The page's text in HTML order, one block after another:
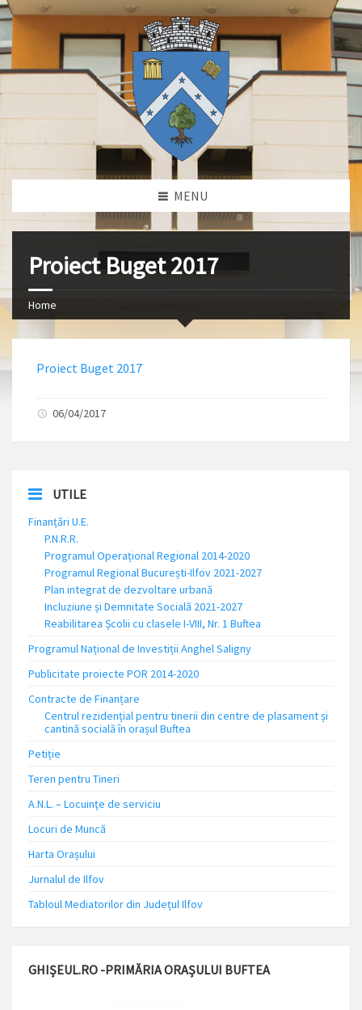
MENU
Proiect Buget 2017
Home
Proiect Buget 2017
06/04/2017
UTILE
Finanțări U.E.
P.N.R.R.
Programul Operațional Regional 2014-2020
Programul Regional București-Ilfov 2021-2027
Plan integrat de dezvoltare urbană
Incluziune și Demnitate Socială 2021-2027
Reabilitarea Școlii cu clasele I-VIII, Nr. 1 Buftea
Programul Național de Investiții Anghel Saligny
Publicitate proiecte POR 2014-2020
Contracte de Finanțare
Centrul rezidențial pentru tinerii din centre de plasament și
cantină socială în orașul Buftea
Petiție
Teren pentru Tineri
A.N.L. – Locuinţe de serviciu
Locuri de Muncă
Harta Orașului
Jurnalul de Ilfov
Tabloul Mediatorilor din Județul Ilfov
GHIȘEUL.RO -PRIMĂRIA ORAȘULUI BUFTEA